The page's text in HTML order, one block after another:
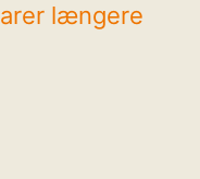
længere